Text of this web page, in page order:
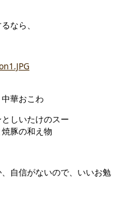
なら、
わ
けのスー
の和え物
自信がないので、いいお勉